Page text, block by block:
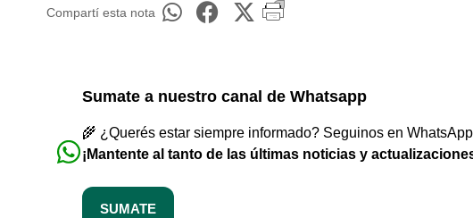
Compartí esta nota
Sumate a nuestro canal de Whatsapp
🌾 ¿Querés estar siempre informado? Seguinos en
¡Mantente al tanto de las últimas noticias y
SUMATE